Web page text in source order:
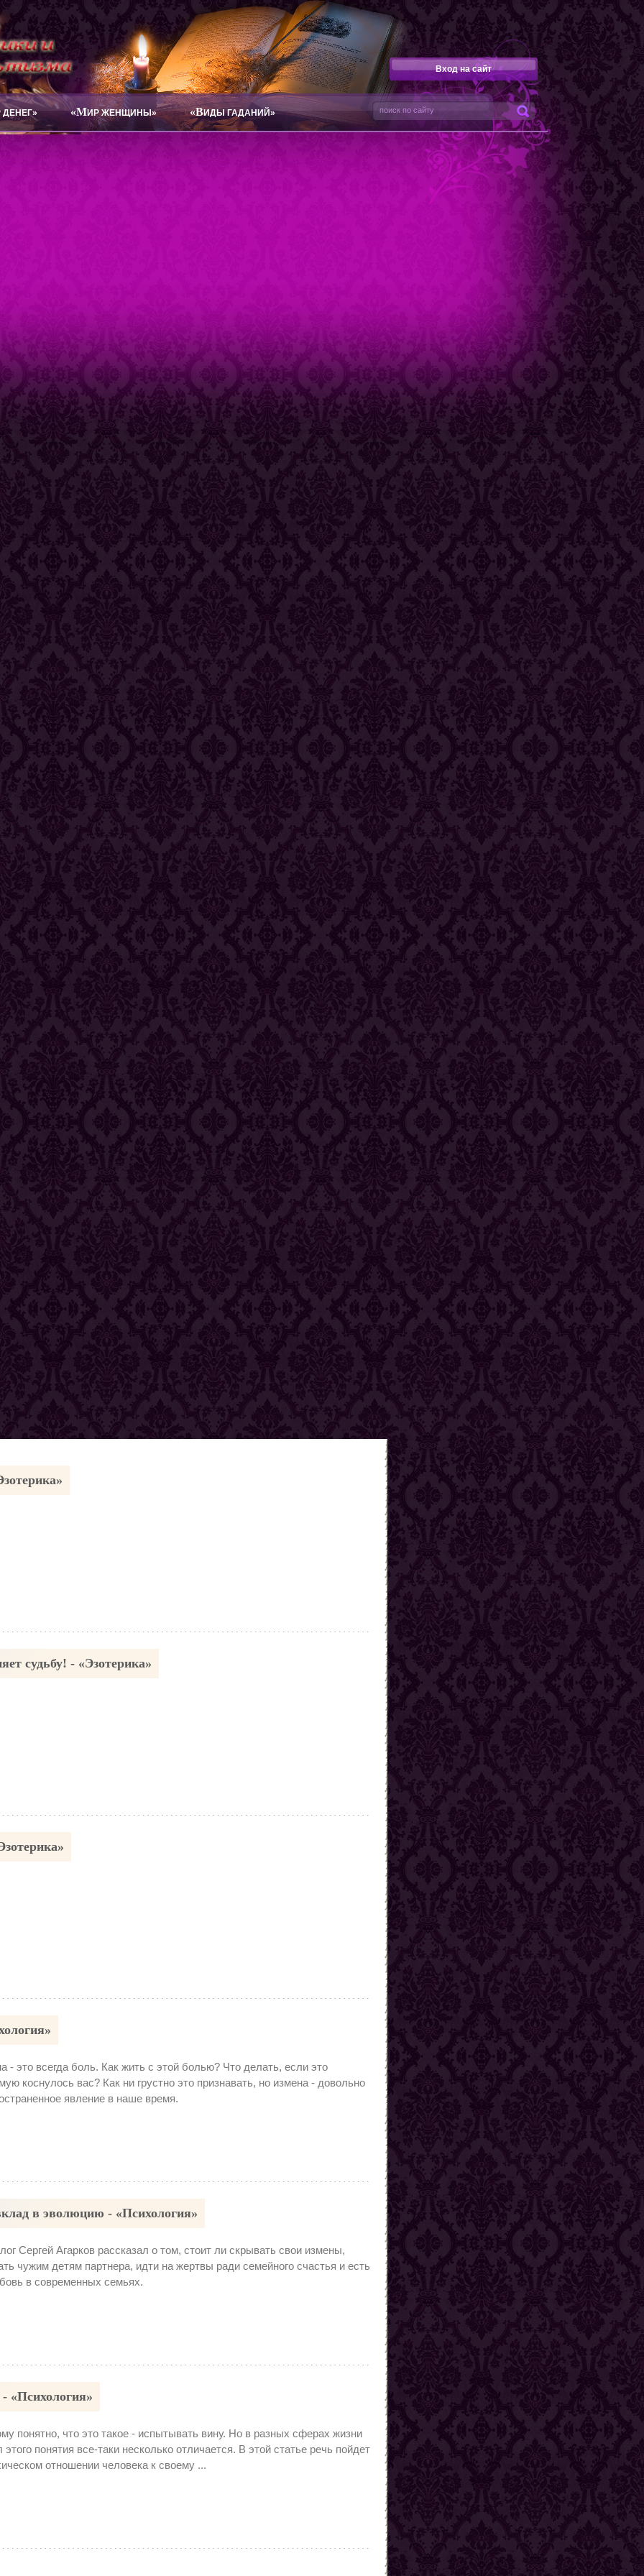
Вход на сайт
ДЕНЕГ» «МИР ЖЕНЩИНЫ» «ВИДЫ ГАДАНИЙ»
судьбу! - «Эзотерика»
- это всегда боль. Как жить с этой болью? Что делать, если это
коснулось вас? Как ни грустно это признавать, но измена - довольно
явление в наше время.
в эволюцию - «Психология»
Сергей Агарков рассказал о том, стоит ли скрывать свои измены,
чужим детям партнера, идти на жертвы ради семейного счастья и есть
в современных семьях.
«Психология»
понятно, что это такое - испытывать вину. Но в разных сферах жизни
понятия все-таки несколько отличается. В этой статье речь пойдет
отношении человека к своему ...